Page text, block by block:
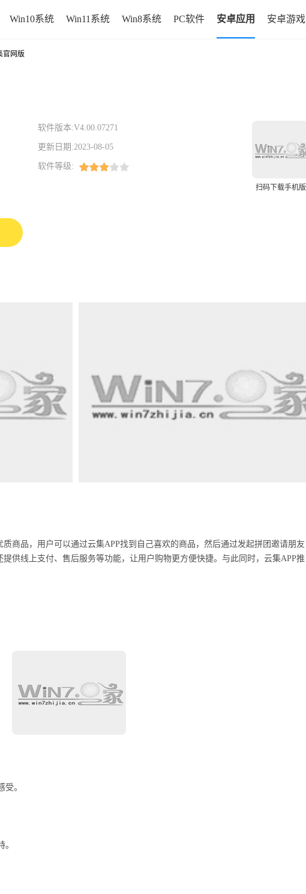
Win10系统 Win11系统 Win8系统 PC软件 安卓应用 安卓游戏
官网版
软件版本:V4.00.07271
更新日期:2023-08-05
软件等级:
扫码下载手机版
商品，用户可以通过云集APP找到自己喜欢的商品，然后通过发起拼团邀请朋友
供线上支付、售后服务等功能，让用户购物更方便快捷。与此同时，云集APP推
。